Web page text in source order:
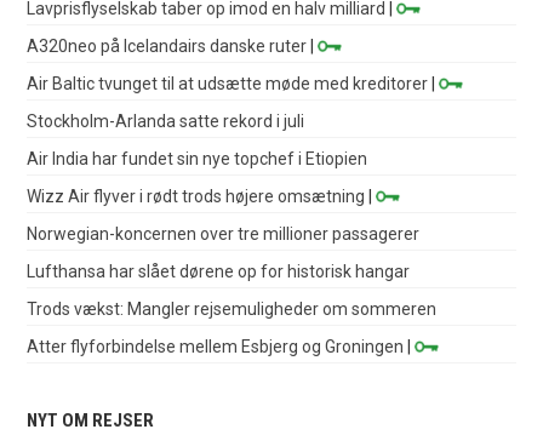
Lavprisflyselskab taber op imod en halv milliard
|
A320neo på Icelandairs danske ruter |
Air Baltic tvunget til at udsætte møde med kreditorer |
Stockholm-Arlanda satte rekord i juli
Air India har fundet sin nye topchef i Etiopien
Wizz Air flyver i rødt trods højere omsætning |
Norwegian-koncernen over tre millioner passagerer
Lufthansa har slået dørene op for historisk hangar
Trods vækst: Mangler rejsemuligheder om sommeren
Atter flyforbindelse mellem Esbjerg og Groningen |
NYT OM REJSER